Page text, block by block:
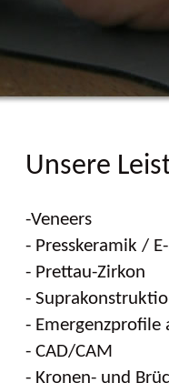
Unsere
-Veneers
- Presskeramik /
- Prettau-Zirkon
-
- Emergenzprofile
- CAD/CAM
- Kronen- und